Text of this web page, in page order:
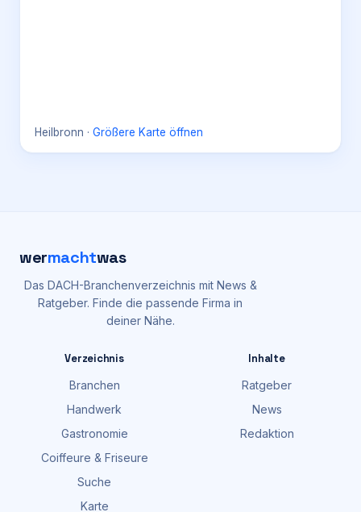
Heilbronn · Größere Karte öffnen
wermachtwas
Das DACH-Branchenverzeichnis mit News &
Ratgeber. Finde die passende Firma in
deiner Nähe.
Verzeichnis
Branchen
Handwerk
Gastronomie
Coiffeure & Friseure
Suche
Karte
Inhalte
Ratgeber
News
Redaktion